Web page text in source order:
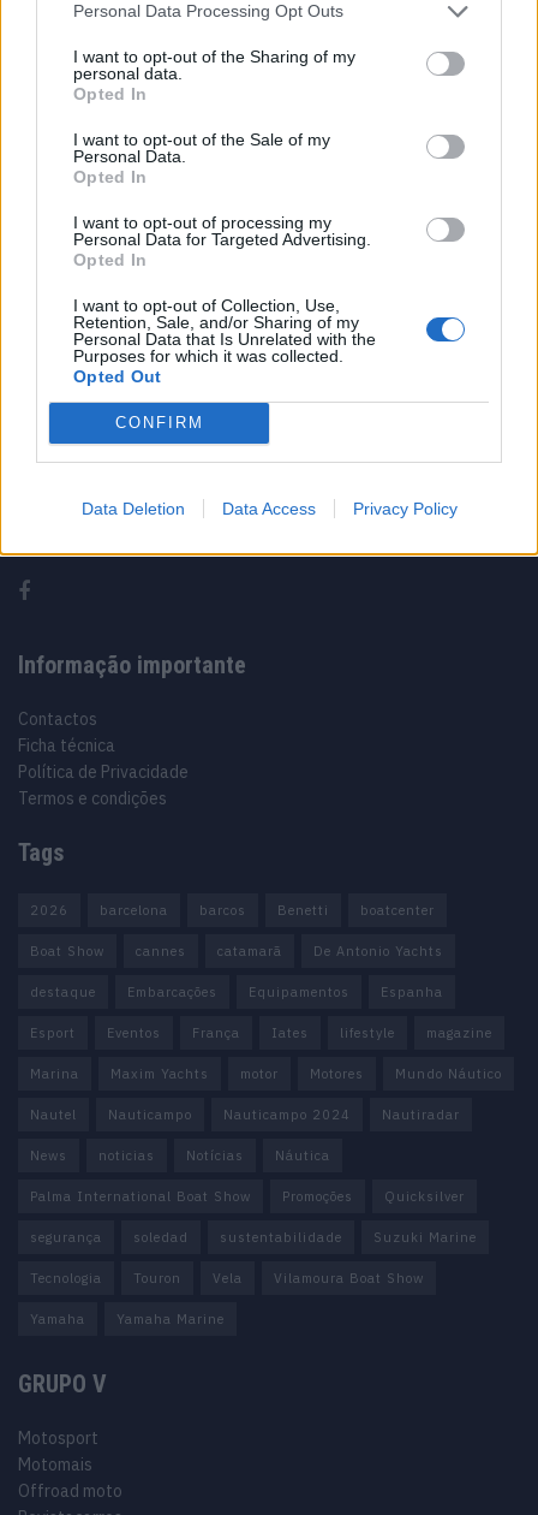
Personal Data Processing Opt Outs
I want to opt-out of the Sharing of my
personal data.
Opted In
I want to opt-out of the Sale of my
Personal Data.
Opted In
I want to opt-out of processing my
Personal Data for Targeted Advertising.
Opted In
I want to opt-out of Collection, Use,
Retention, Sale, and/or Sharing of my
Personal Data that Is Unrelated with the
Purposes for which it was collected.
Opted Out
CONFIRM
Data Deletion Data Access Privacy Policy
A rota dos preços: quanto custa manter um
portuguesas
CatanaGroup lança primeiro modelo Inboard
Yot e é Made in Portugal
Não se perca no mar: Tudo o que precisa
saber sobre Balizagem Marítima
8 DE ABRIL, 2024
Informação importante
Contactos
Ficha técnica
Política de Privacidade
Termos e condições
Tags
2026 barcelona barcos Benetti boatcenter
Boat Show cannes catamarã De Antonio Yachts
destaque Embarcações Equipamentos Espanha
Esport Eventos França Iates lifestyle magazine
Marina Maxim Yachts motor Motores Mundo Náutico
Nautel Nauticampo Nauticampo 2024 Nautiradar
News noticias Notícias Náutica
Palma International Boat Show Promoções Quicksilver
segurança soledad sustentabilidade Suzuki Marine
Tecnologia Touron Vela Vilamoura Boat Show
Yamaha Yamaha Marine
GRUPO V
Motosport
Motomais
Offroad moto